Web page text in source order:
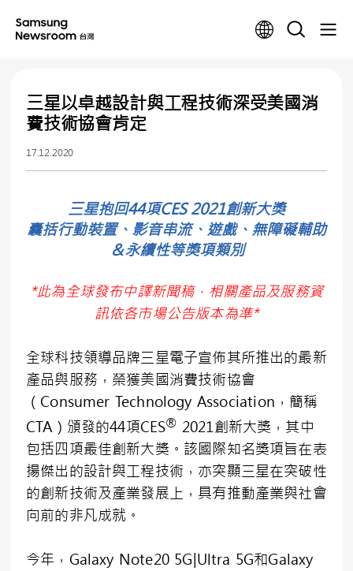
三星以卓越設計與工程技術深受美國消
費技術協會肯定
17.12.2020
三星抱回44項CES 2021創新大獎
囊括行動裝置、影音串流、遊戲、無障礙輔助
＆永續性等獎項類別
*此為全球發布中譯新聞稿，相關產品及服務資
訊依各市場公告版本為準*
全球科技領導品牌三星電子宣佈其所推出的最新
產品與服務，榮獲美國消費技術協會
（Consumer Technology Association，簡稱
CTA）頒發的44項CES® 2021創新大獎，其中
包括四項最佳創新大獎。該國際知名獎項旨在表
揚傑出的設計與工程技術，亦突顯三星在突破性
的創新技術及產業發展上，具有推動產業與社會
向前的非凡成就。
今年，Galaxy Note20 5G|Ultra 5G和Galaxy